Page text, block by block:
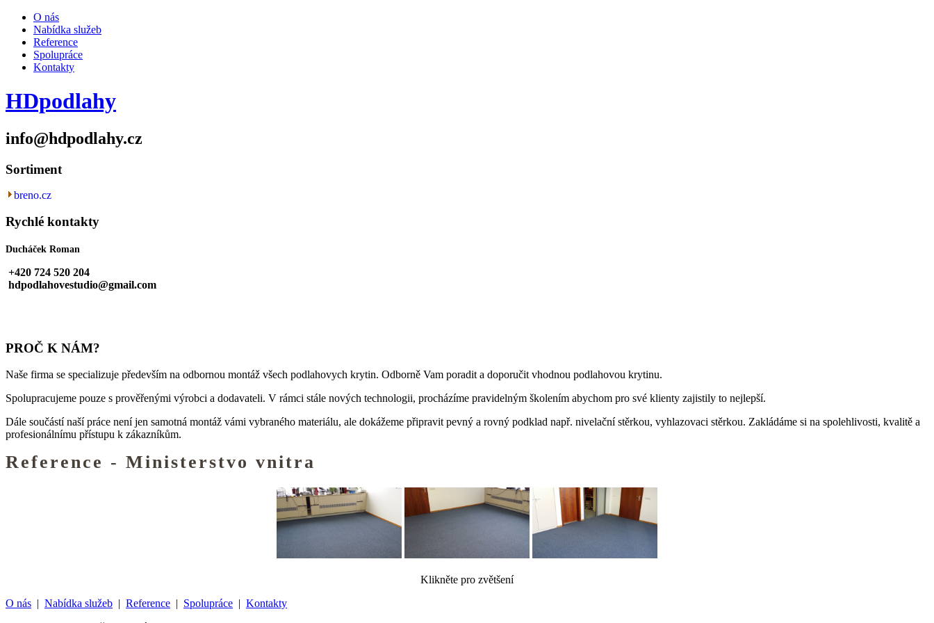
O nás
Nabídka služeb
Reference
Spolupráce
Kontakty
HDpodlahy
info@hdpodlahy.cz
Sortiment
breno.cz
Rychlé kontakty
Ducháček Roman
+420 724 520 204
hdpodlahovestudio@gmail.com
PROČ K NÁM?
Naše firma se specializuje především na odbornou montáž všech podlahovych krytin. Odborně Vam poradit a doporučit vhodnou podlahovou krytinu.
Spolupracujeme pouze s prověřenými výrobci a dodavateli. V rámci stále nových technologii, procházíme pravidelným školením abychom pro své klienty zajistily to nejlepší.
Dále součástí naší práce není jen samotná montáž vámi vybraného materiálu, ale dokážeme připravit pevný a rovný podklad např. nivelační stěrkou, vyhlazovaci stěrkou. Zakládáme si na spolehlivosti, kvalitě a
profesionálnímu přístupu k zákazníkům.
Reference - Ministerstvo vnitra
Klikněte pro zvětšení
O nás | Nabídka služeb | Reference | Spolupráce | Kontakty